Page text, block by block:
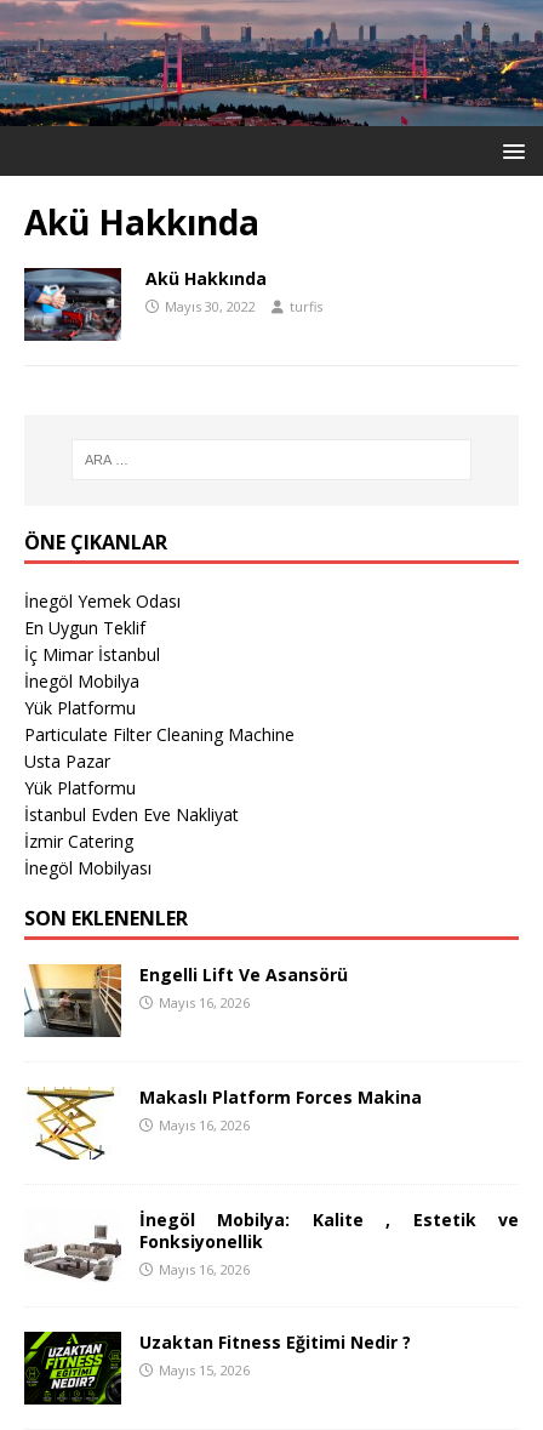
Akü Hakkında
Akü Hakkında
Mayıs 30, 2022 turfis
ÖNE ÇIKANLAR
İnegöl Yemek Odası
En Uygun Teklif
İç Mimar İstanbul
İnegöl Mobilya
Yük Platformu
Particulate Filter Cleaning Machine
Usta Pazar
Yük Platformu
İstanbul Evden Eve Nakliyat
İzmir Catering
İnegöl Mobilyası
SON EKLENENLER
Engelli Lift Ve Asansörü
Mayıs 16, 2026
Makaslı Platform Forces Makina
Mayıs 16, 2026
İnegöl Mobilya: Kalite , Estetik ve
Fonksiyonellik
Mayıs 16, 2026
Uzaktan Fitness Eğitimi Nedir ?
Mayıs 15, 2026